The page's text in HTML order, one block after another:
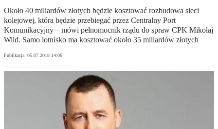
Około 40 miliardów złotych będzie kosztować rozbudowa sieci
kolejowej, która będzie przebiegać przez Centralny Port
Komunikacyjny – mówi pełnomocnik rządu do spraw CPK Mikołaj
Wild. Samo lotnisko ma kosztować około 35 miliardów złotych
Publikacja: 05.07.2018 14:06